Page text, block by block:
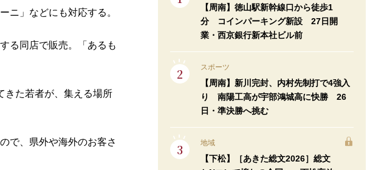
ニ」などにも対応する。
る同店で販売。「あるも
きた若者が、集える場所
で、県外や海外のお客さ
【周南】徳山駅新幹線口から徒歩1
分 コインパーキング新設 27日開
業・西京銀行新本社ビル前
スポーツ
【周南】新川完封、内村先制打で4強入
り 南陽工高が宇部鴻城高に快勝 26
日・準決勝へ挑む
地域
【下松】［あきた総文2026］総文